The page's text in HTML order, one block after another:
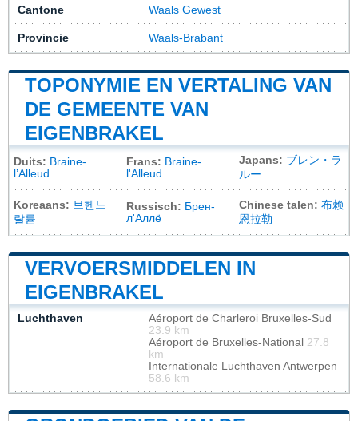
Cantone Waals Gewest
Provincie Waals-Brabant
TOPONYMIE EN VERTALING VAN
DE GEMEENTE VAN
EIGENBRAKEL
Duits: Braine-
l’Alleud
Frans: Braine-
l'Alleud
Japans: ブレン・ラ
ルー
Koreaans: 브헨느
랄륟
Russisch: Брен-
л'Аллё
Chinese talen: 布赖
恩拉勒
VERVOERSMIDDELEN IN
EIGENBRAKEL
Luchthaven
Aéroport de Charleroi Bruxelles-Sud
23.9 km
Aéroport de Bruxelles-National 27.8
km
Internationale Luchthaven Antwerpen
58.6 km